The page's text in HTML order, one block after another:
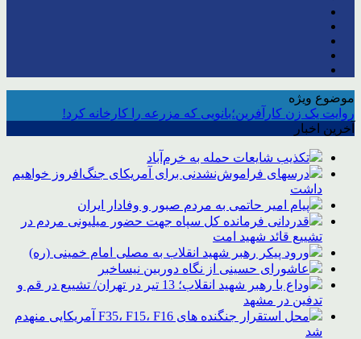
موضوع ویژه
روایت یک زن کارآفرین؛بانویی که مزرعه را کارخانه کرد!
آخرین اخبار
تکذیب شایعات حمله به خرم‌آباد
درسهای فراموش‌نشدنی برای آمریکای جنگ‌افروز خواهیم
داشت
پیام امیر حاتمی به مردم صبور و وفادار ایران
قدردانی فرمانده کل سپاه جهت حضور میلیونی مردم در
تشییع قائد شهید امت
ورود پیکر رهبر شهید انقلاب به مصلی امام خمینی (ره)
عاشورای حسینی از نگاه دوربین نیساخبر
وداع با رهبر شهید انقلاب؛ 13 تیر در تهران/ تشییع در قم و
تدفین در مشهد
محل استقرار جنگنده های F35، F15، F16 آمریکایی منهدم
شد